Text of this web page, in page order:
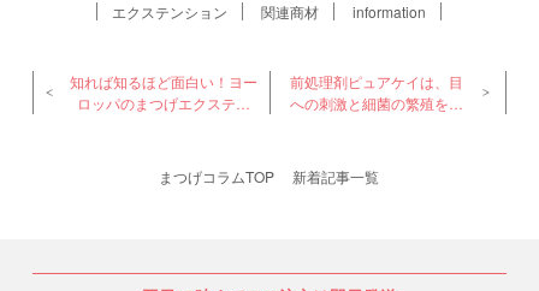
エクステンション
関連商材 information
知れば知るほど面白い！ヨー
ロッパのまつげエクステ事
前処理剤ピュアケイは、目
への刺激と細菌の繁殖を防
まつげコラムTOP 新着記事一覧